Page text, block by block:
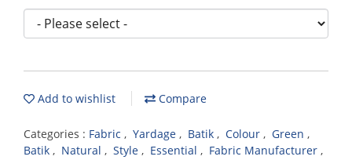
Add to wishlist Compare
Categories : Fabric , Yardage , Batik , Colour , Green ,
Batik , Natural , Style , Essential , Fabric Manufacturer ,